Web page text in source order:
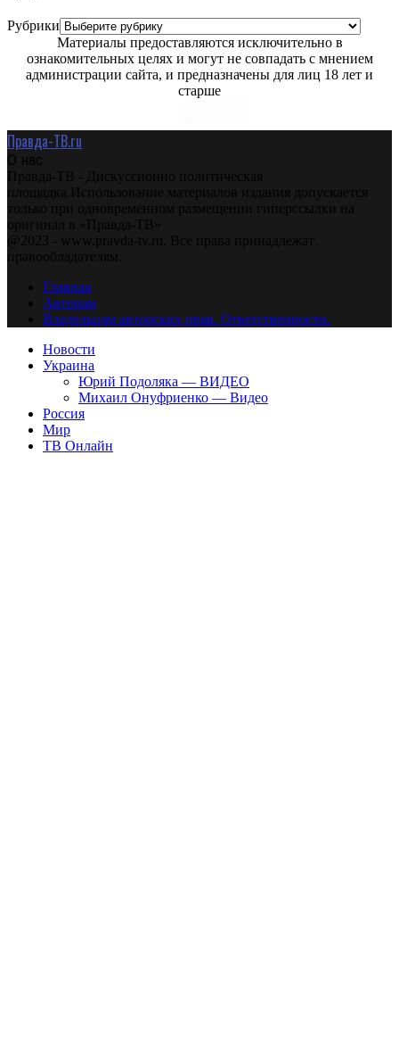
Рубрики
Материалы предоставляются исключительно в
ознакомительных целях и могут не совпадать с мнением
администрации сайта, и предназначены для лиц 18 лет и
старше
Правда-ТВ.ru
О нас
Правда-ТВ - Дискуссионно политическая
площадка.Использование материалов издания допускается
только при одновременном размещении гиперссылки на
оригинал в «Правда-ТВ»
@2023 - www.pravda-tv.ru. Все права принадлежат
правообладателям.
Главная
Авторам
Владельцам авторских прав. Ответственности.
Новости
Украина
Юрий Подоляка — ВИДЕО
Михаил Онуфриенко — Видео
Россия
Мир
ТВ Онлайн